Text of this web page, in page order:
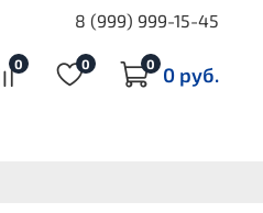
8 (999) 999-15-45
0 0 0 0 руб.